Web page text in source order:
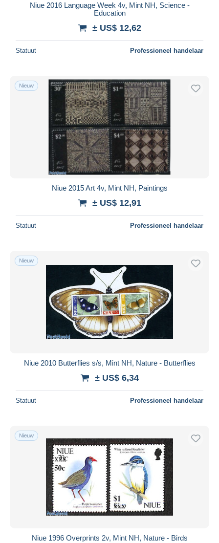
Niue 2016 Language Week 4v, Mint NH, Science -
Education
± US$ 12,62
Statuut Professioneel handelaar
Nieuw
Niue 2015 Art 4v, Mint NH, Paintings
± US$ 12,91
Statuut Professioneel handelaar
Nieuw
Niue 2010 Butterflies s/s, Mint NH, Nature - Butterflies
± US$ 6,34
Statuut Professioneel handelaar
Nieuw
Niue 1996 Overprints 2v, Mint NH, Nature - Birds